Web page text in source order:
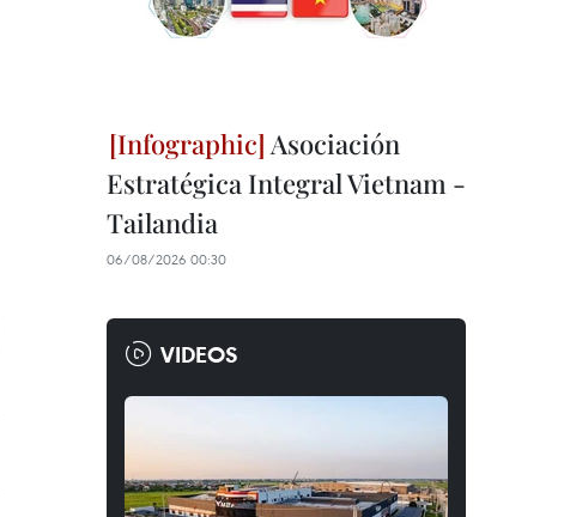
Asociación
Estratégica Integral Vietnam -
Tailandia
06/08/2026 00:30
VIDEOS